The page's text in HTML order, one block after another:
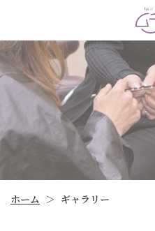
ホーム ＞ ギャラリー